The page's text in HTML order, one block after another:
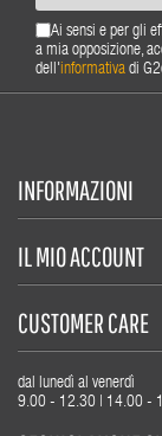
Ai sensi e per gli
a mia opposizione,
dell'informativa di
INFORMAZIONI
IL MIO ACCOUNT
CUSTOMER CARE
dal lunedì al venerdì
9.00 - 12.30 | 14.00 -